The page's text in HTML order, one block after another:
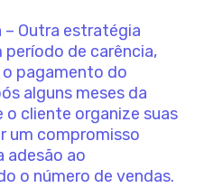
– Outra estratégia
de carência,
pagamento do
alguns meses da
o cliente organize suas
um compromisso
adesão ao
o número de vendas.